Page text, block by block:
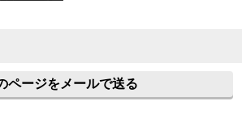
ページをメールで送る